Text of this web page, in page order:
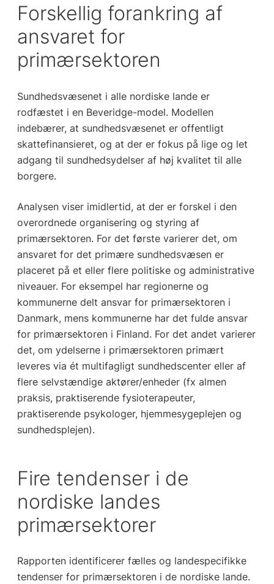
Forskellig forankring af
ansvaret for
primærsektoren
Sundhedsvæsenet i alle nordiske lande er
rodfæstet i en Beveridge-model. Modellen
indebærer, at sundhedsvæsenet er offentligt
skattefinansieret, og at der er fokus på lige og let
adgang til sundhedsydelser af høj kvalitet til alle
borgere.
Analysen viser imidlertid, at der er forskel i den
overordnede organisering og styring af
primærsektoren. For det første varierer det, om
ansvaret for det primære sundhedsvæsen er
placeret på et eller flere politiske og administrative
niveauer. For eksempel har regionerne og
kommunerne delt ansvar for primærsektoren i
Danmark, mens kommunerne har det fulde ansvar
for primærsektoren i Finland. For det andet varierer
det, om ydelserne i primærsektoren primært
leveres via ét multifagligt sundhedscenter eller af
flere selvstændige aktører/enheder (fx almen
praksis, praktiserende fysioterapeuter,
praktiserende psykologer, hjemmesygeplejen og
sundhedsplejen).
Fire tendenser i de
nordiske landes
primærsektorer
Rapporten identificerer fælles og landespecifikke
tendenser for primærsektoren i de nordiske lande.